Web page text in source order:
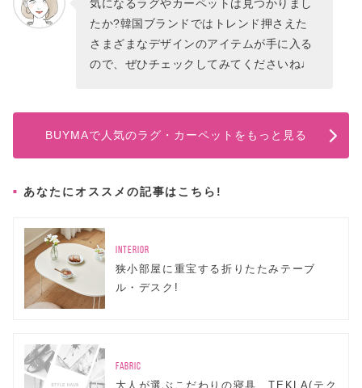
気になるラグやカーペットは見つかりまし
たか?韓国ブランドではトレンド押さえた
さまざまなデザインのアイテムが手に入る
ので、ぜひチェックしてみてくださいね♩
BUYMAで人気のラグ・カーペットをもっと見る
あなたにオススメの記事はこちら!
INTERIOR
狭小部屋に重宝する折りたたみテーブ
ル・デスク!
FABRIC
大人が選ぶこだわりの寝具、TEKLA(テク